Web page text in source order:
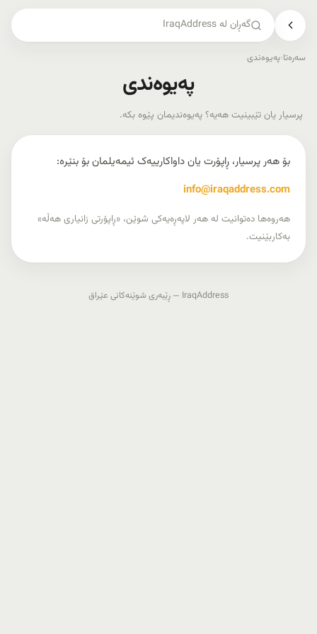
گەڕان لە IraqAddress
سەرەتا›پەیوەندی
پەیوەندی
پرسیار یان تێبینیت هەیە؟ پەیوەندیمان پێوە بکە.
بۆ هەر پرسیار، ڕاپۆرت یان داواکارییەک ئیمەیلمان بۆ بنێرە:
info@iraqaddress.com
هەروەها دەتوانیت لە هەر لاپەڕەیەکی شوێن، «ڕاپۆرتی زانیاری هەڵە»
بەکاربێنیت.
IraqAddress — ڕێبەری شوێنەکانی عێراق